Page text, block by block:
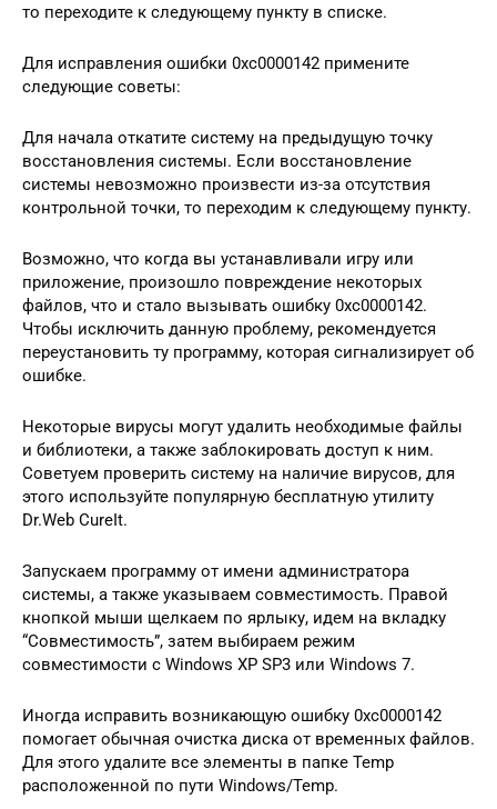
то переходите к следующему пункту в списке.
Для исправления ошибки 0xc0000142 примените
следующие советы:
Для начала откатите систему на предыдущую точку
восстановления системы. Если восстановление
системы невозможно произвести из-за отсутствия
контрольной точки, то переходим к следующему пункту.
Возможно, что когда вы устанавливали игру или
приложение, произошло повреждение некоторых
файлов, что и стало вызывать ошибку 0xc0000142.
Чтобы исключить данную проблему, рекомендуется
переустановить ту программу, которая сигнализирует об
ошибке.
Некоторые вирусы могут удалить необходимые файлы
и библиотеки, а также заблокировать доступ к ним.
Советуем проверить систему на наличие вирусов, для
этого используйте популярную бесплатную утилиту
Dr.Web CureIt.
Запускаем программу от имени администратора
системы, а также указываем совместимость. Правой
кнопкой мыши щелкаем по ярлыку, идем на вкладку
“Совместимость”, затем выбираем режим
совместимости с Windows XP SP3 или Windows 7.
Иногда исправить возникающую ошибку 0xc0000142
помогает обычная очистка диска от временных файлов.
Для этого удалите все элементы в папке Temp
расположенной по пути Windows/Temp.